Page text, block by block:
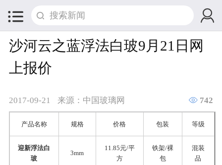
 
沙河云之蓝浮法白玻9月21日网
上报价
2017-09-21 来源：中国玻璃网  742
产品名称 规格 价格 包装 等级
迎新浮法白
玻
3mm
11.85元/平
方
铁架/裸
包
混装
品